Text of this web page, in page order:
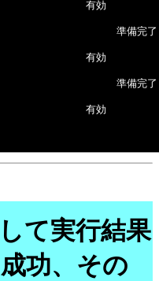
て実行結果
功、その